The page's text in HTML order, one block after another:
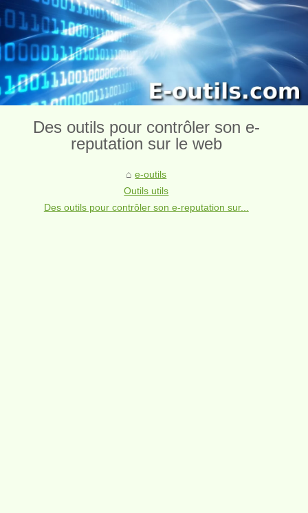
Des outils pour contrôler son e-
reputation sur le web
e-outils
Outils utils
Des outils pour contrôler son e-reputation sur...